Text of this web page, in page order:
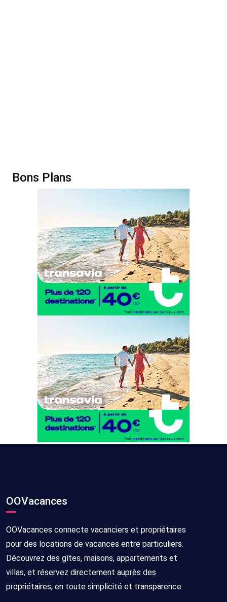
Bons Plans
OOVacances
OOVacances connecte vacanciers et propriétaires
pour des locations de vacances entre particuliers.
Découvrez des gîtes, maisons, appartements et
villas, et réservez directement auprès des
propriétaires, en toute simplicité et transparence.